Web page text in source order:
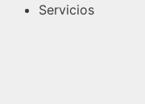
Servicios